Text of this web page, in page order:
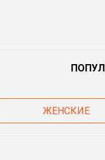
ЖЕНСКИЕ